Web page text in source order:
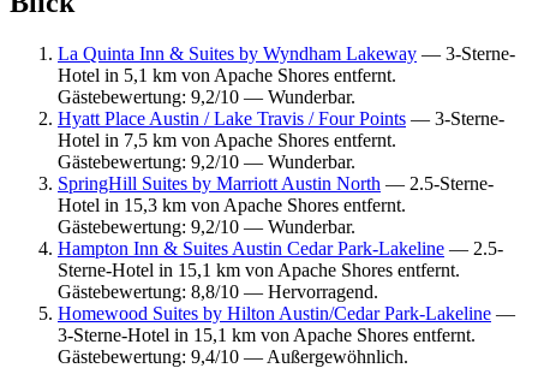
La Quinta Inn & Suites by Wyndham Lakeway — 3-Sterne-
Hotel in 5,1 km von Apache Shores entfernt.
Gästebewertung: 9,2/10 — Wunderbar.
Hyatt Place Austin / Lake Travis / Four Points — 3-Sterne-
Hotel in 7,5 km von Apache Shores entfernt.
Gästebewertung: 9,2/10 — Wunderbar.
SpringHill Suites by Marriott Austin North — 2.5-Sterne-
Hotel in 15,3 km von Apache Shores entfernt.
Gästebewertung: 9,2/10 — Wunderbar.
Hampton Inn & Suites Austin Cedar Park-Lakeline — 2.5-
Sterne-Hotel in 15,1 km von Apache Shores entfernt.
Gästebewertung: 8,8/10 — Hervorragend.
Homewood Suites by Hilton Austin/Cedar Park-Lakeline —
3-Sterne-Hotel in 15,1 km von Apache Shores entfernt.
Gästebewertung: 9,4/10 — Außergewöhnlich.